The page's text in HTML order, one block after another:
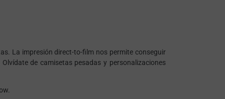
La impresión direct-to-film nos permite conseguir
de camisetas pesadas y personalizaciones